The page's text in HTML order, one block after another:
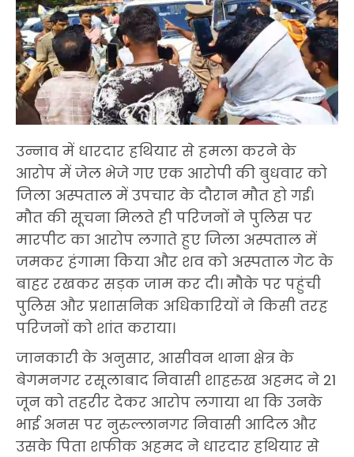
उन्नाव में धारदार हथियार से हमला करने के
आरोप में जेल भेजे गए एक आरोपी की बुधवार को
जिला अस्पताल में उपचार के दौरान मौत हो गई।
मौत की सूचना मिलते ही परिजनों ने पुलिस पर
मारपीट का आरोप लगाते हुए जिला अस्पताल में
जमकर हंगामा किया और शव को अस्पताल गेट के
बाहर रखकर सड़क जाम कर दी। मौके पर पहुंची
पुलिस और प्रशासनिक अधिकारियों ने किसी तरह
परिजनों को शांत कराया।
जानकारी के अनुसार, आसीवन थाना क्षेत्र के
बेगमनगर रसूलाबाद निवासी शाहरुख अहमद ने 21
जून को तहरीर देकर आरोप लगाया था कि उनके
भाई अनस पर नुरुल्लानगर निवासी आदिल और
उसके पिता शफीक अहमद ने धारदार हथियार से